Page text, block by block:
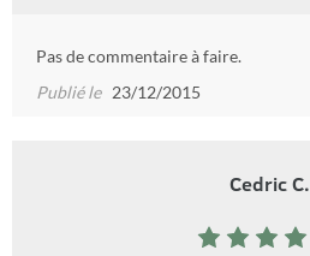
Pas de commentaire à faire.
Publié le 23/12/2015
Cedric C.